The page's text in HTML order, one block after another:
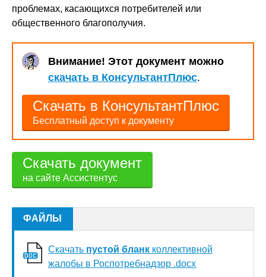
проблемах, касающихся потребителей или
общественного благополучия.
Внимание! Этот документ можно
скачать в КонсультантПлюс.
Скачать в КонсультантПлюс
Бесплатный доступ к документу
Скачать документ
на сайте Ассистентус
ФАЙЛЫ
Скачать пустой бланк коллективной
жалобы в Роспотребнадзор .docx